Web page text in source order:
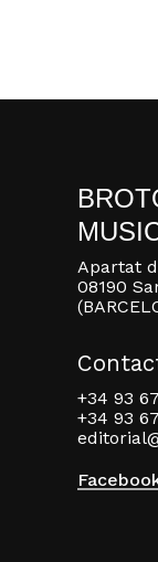
Apartat
08190
+34 93
+34 93